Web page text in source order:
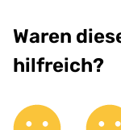
Waren
hilfreich?